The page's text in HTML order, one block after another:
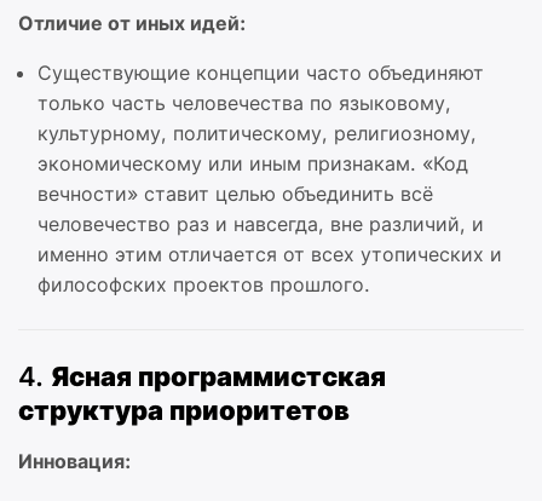
Отличие от иных идей:
Существующие концепции часто объединяют
только часть человечества по языковому,
культурному, политическому, религиозному,
экономическому или иным признакам. «Код
вечности» ставит целью объединить всё
человечество раз и навсегда, вне различий, и
именно этим отличается от всех утопических и
философских проектов прошлого.
4. Ясная программистская
структура приоритетов
Инновация: